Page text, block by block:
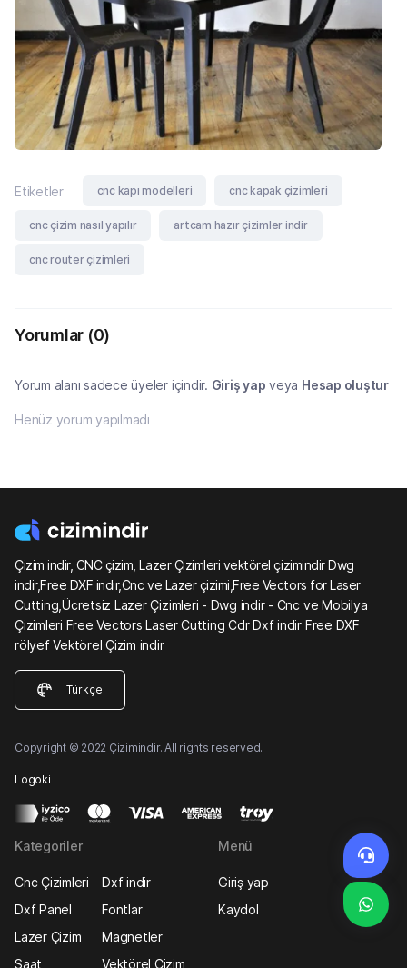
Etiketler cnc kapı modelleri cnc kapak çizimleri
cnc çizim nasıl yapılır artcam hazır çizimler indir
cnc router çizimleri
Yorumlar (0)
Yorum alanı sadece üyeler içindir. Giriş yap veya Hesap oluştur
Henüz yorum yapılmadı
Çizim indir, CNC çizim, Lazer Çizimleri vektörel çizimindir Dwg
indir,Free DXF indir,Cnc ve Lazer çizimi,Free Vectors for Laser
Cutting,Ücretsiz Lazer Çizimleri - Dwg indir - Cnc ve Mobilya
Çizimleri Free Vectors Laser Cutting Cdr Dxf indir Free DXF
rölyef Vektörel Çizim indir
Türkçe
Copyright © 2022 Çizimindir. All rights reserved.
Logoki
Kategoriler
Cnc Çizimleri
Dxf indir
Dxf Panel
Fontlar
Lazer Çizim
Magnetler
Saat
Vektörel Çizim
Menü
Giriş yap
Kaydol